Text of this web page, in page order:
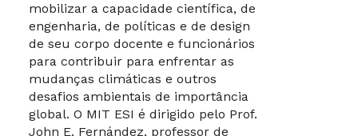
mobilizar a capacidade científica, de
engenharia, de políticas e de design
de seu corpo docente e funcionários
para contribuir para enfrentar as
mudanças climáticas e outros
desafios ambientais de importância
global. O MIT ESI é dirigido pelo Prof.
John E. Fernández, professor de